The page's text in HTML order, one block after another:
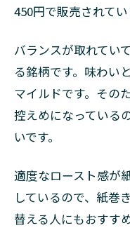
450円で販売されてい
バランスが取れてい
る銘柄です。味わい
マイルドです。その
控えめになっている
いです。
適度なロースト感が
しているので、紙巻
替える人にもおすすめ